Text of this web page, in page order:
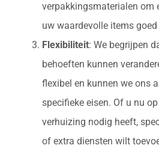
verpakkingsmaterialen om
uw waardevolle items
Flexibiliteit: We begrijpen
behoeften kunnen
flexibel en kunnen we ons
specifieke eisen. Of u nu
verhuizing nodig heeft,
of extra diensten wilt